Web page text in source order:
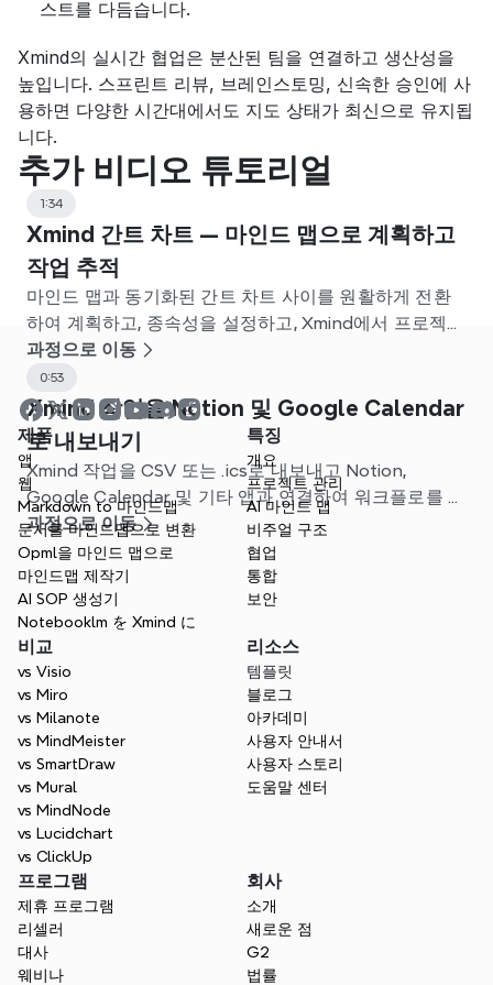
스트를 다듬습니다.
Xmind의 실시간 협업은 분산된 팀을 연결하고 생산성을
높입니다. 스프린트 리뷰, 브레인스토밍, 신속한 승인에 사
용하면 다양한 시간대에서도 지도 상태가 최신으로 유지됩
니다.
추가 비디오 튜토리얼
1:34
Xmind 간트 차트 — 마인드 맵으로 계획하고
작업 추적
마인드 맵과 동기화된 간트 차트 사이를 원활하게 전환
하여 계획하고, 종속성을 설정하고, Xmind에서 프로젝트
를 추적하세요.
과정으로 이동
0:53
Xmind 작업을 Notion 및 Google Calendar
로 내보내기
Xmind 작업을 CSV 또는 .ics로 내보내고 Notion,
Google Calendar 및 기타 앱과 연결하여 워크플로를 간
소화하는 방법을 알아보세요.
과정으로 이동
제품
앱
웹
Markdown to 마인드맵
문서를 마인드맵으로 변환
Opml을 마인드 맵으로
마인드맵 제작기
AI SOP 생성기
Notebooklm を Xmind に
특징
개요
프로젝트 관리
AI 마인드 맵
비주얼 구조
협업
통합
보안
비교
vs Visio
vs Miro
vs Milanote
vs MindMeister
vs SmartDraw
vs Mural
vs MindNode
vs Lucidchart
vs ClickUp
리소스
템플릿
블로그
아카데미
사용자 안내서
사용자 스토리
도움말 센터
프로그램
제휴 프로그램
리셀러
대사
웨비나
회사
소개
새로운 점
G2
법률